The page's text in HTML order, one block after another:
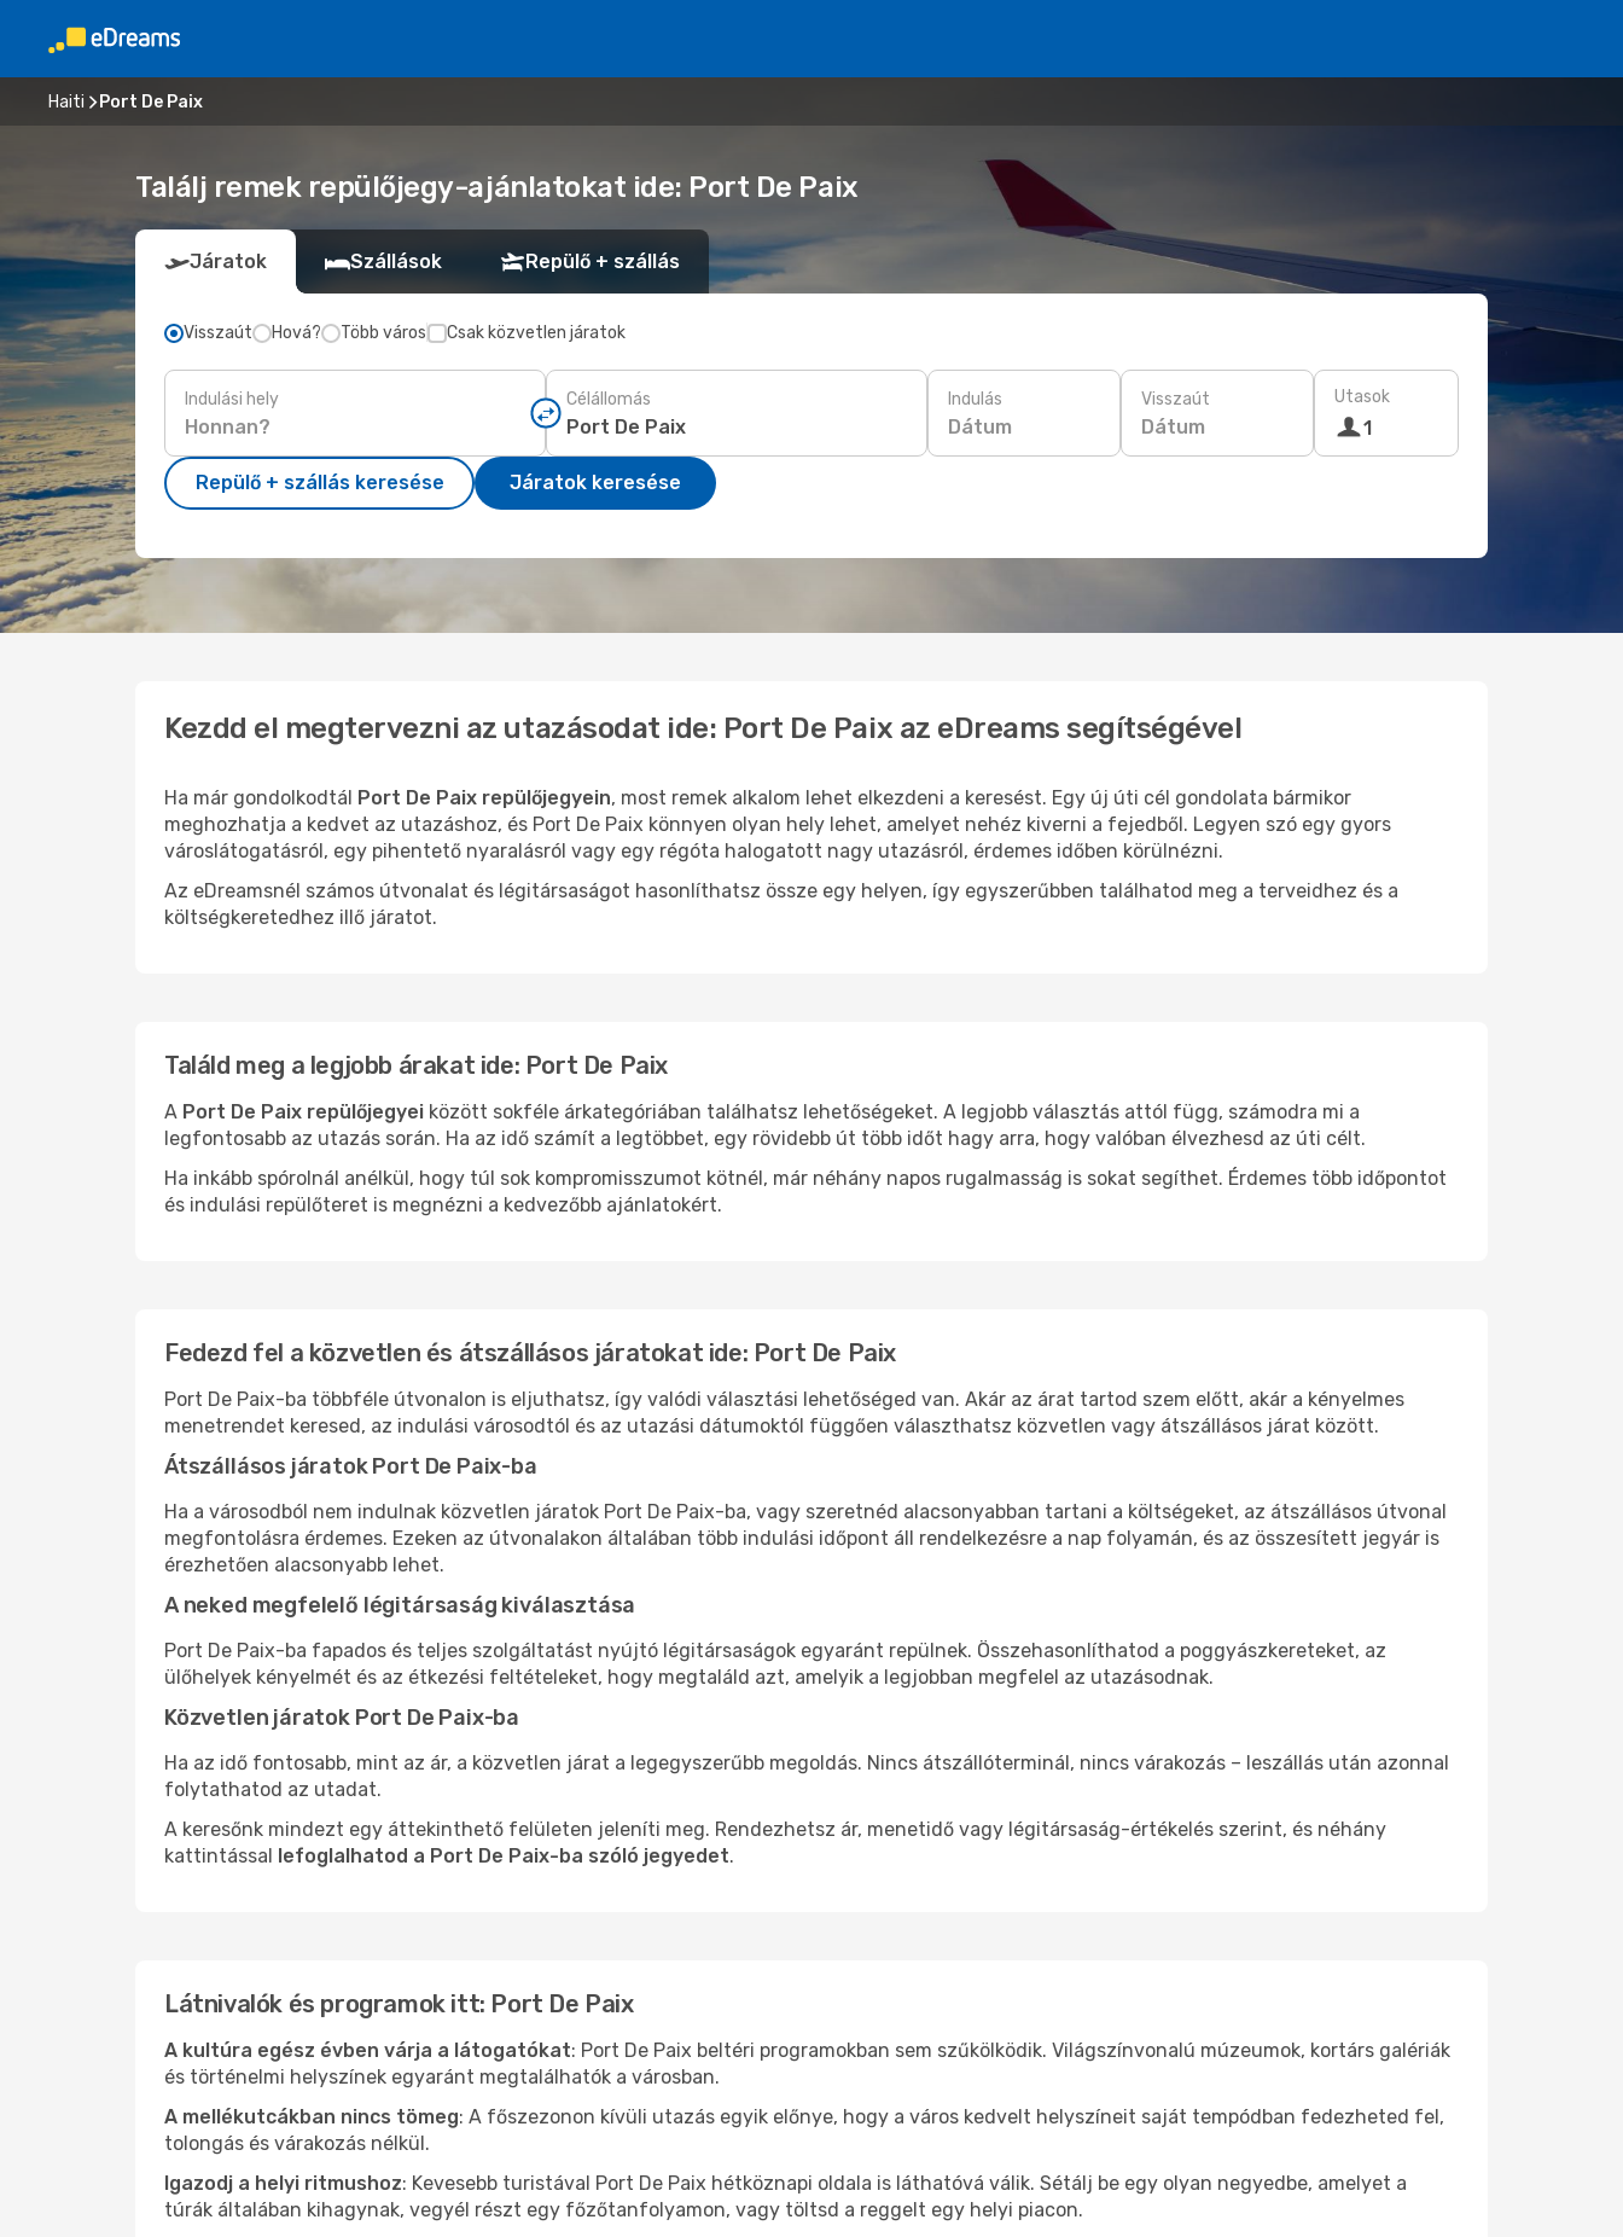
Haiti Port De Paix
Találj remek repülőjegy-ajánlatokat ide: Port De Paix
Járatok Szállások Repülő + szállás
Visszaút Hová? Több város Csak közvetlen járatok
Indulási hely Célállomás Indulás
Dátum
Visszaút
Dátum
Utasok
1
Repülő + szállás keresése Járatok keresése
Kezdd el megtervezni az utazásodat ide: Port De Paix az eDreams segítségével
Ha már gondolkodtál Port De Paix repülőjegyein, most remek alkalom lehet elkezdeni a keresést. Egy új úti cél gondolata bármikor
meghozhatja a kedvet az utazáshoz, és Port De Paix könnyen olyan hely lehet, amelyet nehéz kiverni a fejedből. Legyen szó egy gyors
városlátogatásról, egy pihentető nyaralásról vagy egy régóta halogatott nagy utazásról, érdemes időben körülnézni.
Az eDreamsnél számos útvonalat és légitársaságot hasonlíthatsz össze egy helyen, így egyszerűbben találhatod meg a terveidhez és a
költségkeretedhez illő járatot.
Találd meg a legjobb árakat ide: Port De Paix
A Port De Paix repülőjegyei között sokféle árkategóriában találhatsz lehetőségeket. A legjobb választás attól függ, számodra mi a
legfontosabb az utazás során. Ha az idő számít a legtöbbet, egy rövidebb út több időt hagy arra, hogy valóban élvezhesd az úti célt.
Ha inkább spórolnál anélkül, hogy túl sok kompromisszumot kötnél, már néhány napos rugalmasság is sokat segíthet. Érdemes több időpontot
és indulási repülőteret is megnézni a kedvezőbb ajánlatokért.
Fedezd fel a közvetlen és átszállásos járatokat ide: Port De Paix
Port De Paix-ba többféle útvonalon is eljuthatsz, így valódi választási lehetőséged van. Akár az árat tartod szem előtt, akár a kényelmes
menetrendet keresed, az indulási városodtól és az utazási dátumoktól függően választhatsz közvetlen vagy átszállásos járat között.
Átszállásos járatok Port De Paix-ba
Ha a városodból nem indulnak közvetlen járatok Port De Paix-ba, vagy szeretnéd alacsonyabban tartani a költségeket, az átszállásos útvonal
megfontolásra érdemes. Ezeken az útvonalakon általában több indulási időpont áll rendelkezésre a nap folyamán, és az összesített jegyár is
érezhetően alacsonyabb lehet.
A neked megfelelő légitársaság kiválasztása
Port De Paix-ba fapados és teljes szolgáltatást nyújtó légitársaságok egyaránt repülnek. Összehasonlíthatod a poggyászkereteket, az
ülőhelyek kényelmét és az étkezési feltételeket, hogy megtaláld azt, amelyik a legjobban megfelel az utazásodnak.
Közvetlen járatok Port De Paix-ba
Ha az idő fontosabb, mint az ár, a közvetlen járat a legegyszerűbb megoldás. Nincs átszállóterminál, nincs várakozás – leszállás után azonnal
folytathatod az utadat.
A keresőnk mindezt egy áttekinthető felületen jeleníti meg. Rendezhetsz ár, menetidő vagy légitársaság-értékelés szerint, és néhány
kattintással lefoglalhatod a Port De Paix-ba szóló jegyedet.
Látnivalók és programok itt: Port De Paix
A kultúra egész évben várja a látogatókat: Port De Paix beltéri programokban sem szűkölködik. Világszínvonalú múzeumok, kortárs galériák
és történelmi helyszínek egyaránt megtalálhatók a városban.
A mellékutcákban nincs tömeg: A főszezonon kívüli utazás egyik előnye, hogy a város kedvelt helyszíneit saját tempódban fedezheted fel,
tolongás és várakozás nélkül.
Igazodj a helyi ritmushoz: Kevesebb turistával Port De Paix hétköznapi oldala is láthatóvá válik. Sétálj be egy olyan negyedbe, amelyet a
túrák általában kihagynak, vegyél részt egy főzőtanfolyamon, vagy töltsd a reggelt egy helyi piacon.